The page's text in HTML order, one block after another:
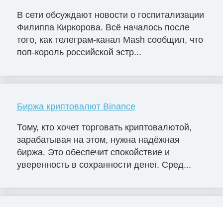
В сети обсуждают новости о госпитализации
Филиппа Киркорова. Всё началось после
того, как телеграм-канал Mash сообщил, что
поп-король российской эстр...
Биржа криптовалют Binance
Тому, кто хочет торговать криптовалютой,
зарабатывая на этом, нужна надёжная
биржа. Это обеспечит спокойствие и
уверенность в сохранности денег. Сред...